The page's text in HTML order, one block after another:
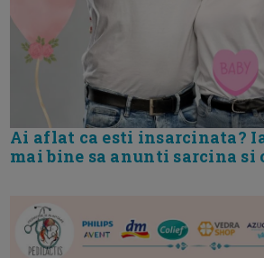
Ai aflat ca esti insarcinata?
mai bine sa anunti sarcina si